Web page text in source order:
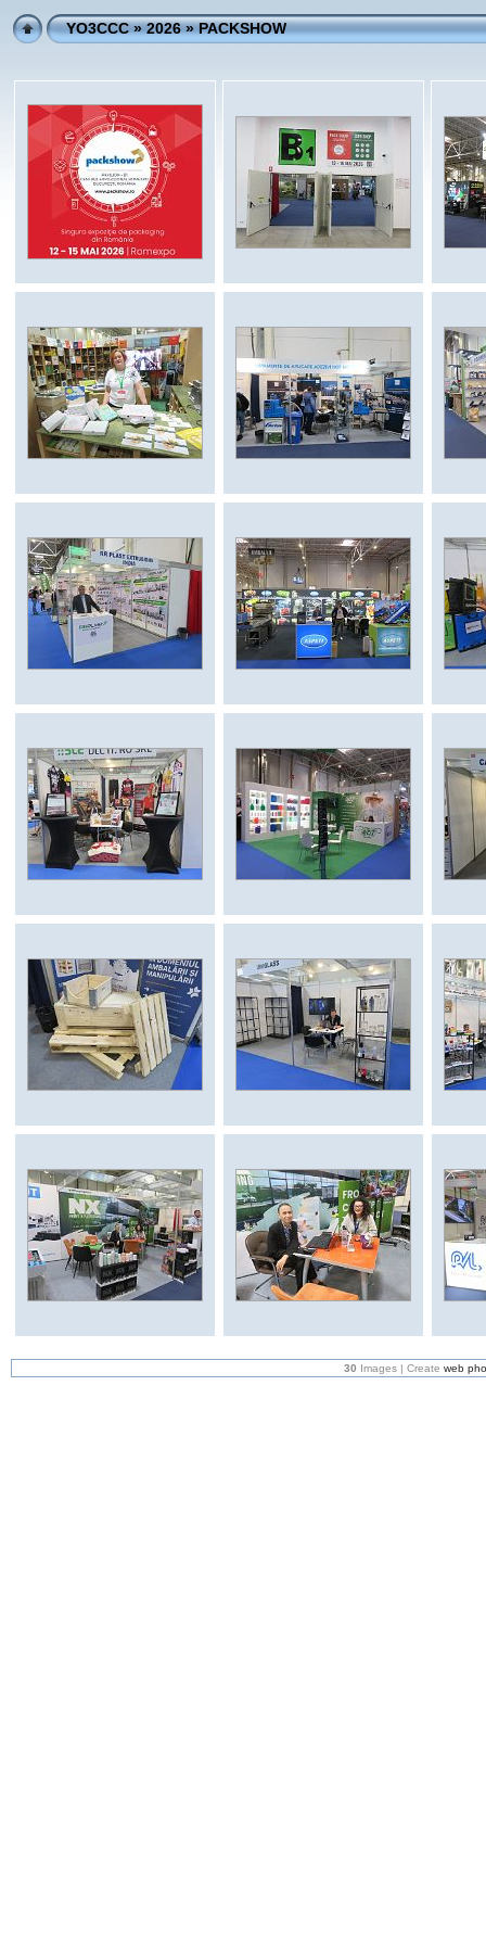
YO3CCC»2026» PACKSHOW
30 Images | Create web